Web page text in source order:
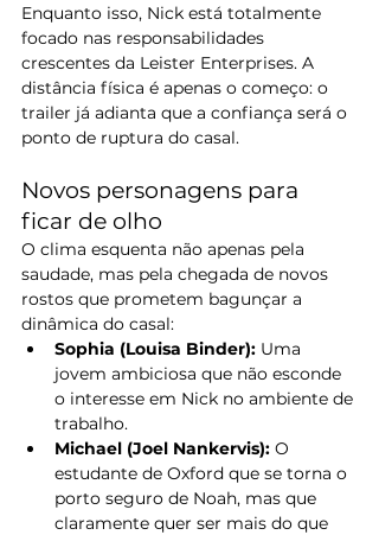
Enquanto isso, Nick está totalmente
focado nas responsabilidades
crescentes da Leister Enterprises. A
distância física é apenas o começo: o
trailer já adianta que a confiança será o
ponto de ruptura do casal.
Novos personagens para
ficar de olho
O clima esquenta não apenas pela
saudade, mas pela chegada de novos
rostos que prometem bagunçar a
dinâmica do casal:
Sophia (Louisa Binder): Uma
jovem ambiciosa que não esconde
o interesse em Nick no ambiente de
trabalho.
Michael (Joel Nankervis): O
estudante de Oxford que se torna o
porto seguro de Noah, mas que
claramente quer ser mais do que